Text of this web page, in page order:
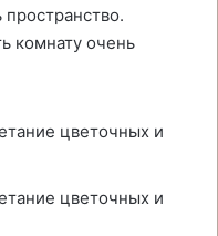
комнату очень